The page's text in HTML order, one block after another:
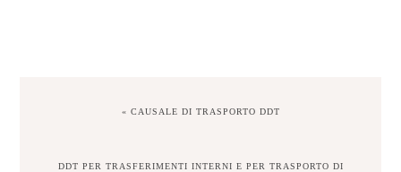
PREVIOUS
« CAUSALE DI TRASPORTO DDT
NEXT
DDT PER TRASFERIMENTI INTERNI E PER TRASPORTO DI